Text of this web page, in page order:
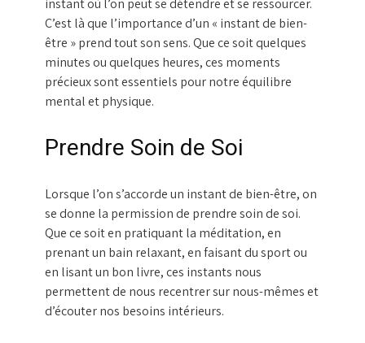
instant où l’on peut se détendre et se ressourcer.
C’est là que l’importance d’un « instant de bien-
être » prend tout son sens. Que ce soit quelques
minutes ou quelques heures, ces moments
précieux sont essentiels pour notre équilibre
mental et physique.
Prendre Soin de Soi
Lorsque l’on s’accorde un instant de bien-être, on
se donne la permission de prendre soin de soi.
Que ce soit en pratiquant la méditation, en
prenant un bain relaxant, en faisant du sport ou
en lisant un bon livre, ces instants nous
permettent de nous recentrer sur nous-mêmes et
d’écouter nos besoins intérieurs.